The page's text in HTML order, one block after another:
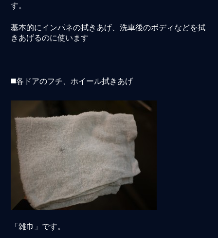
す。
基本的にインパネの拭きあげ、洗車後のボディなどを拭
きあげるのに使います
◼️各ドアのフチ、ホイール拭きあげ
「雑巾」です。